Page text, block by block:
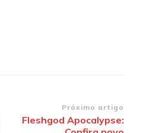
Próximo artigo
Fleshgod Apocalypse: